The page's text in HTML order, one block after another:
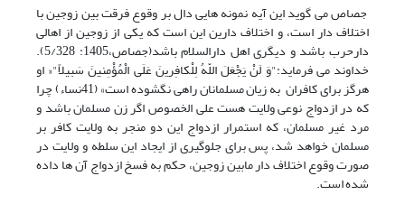
جصاص می گوید این آیه نمونه هایی دال بر وقوع فرقت بین زوجین با
اختلاف دار است، و اختلاف دارین این است که یکی از زوجین از اهالی
دارحرب باشد و دیگری اهل دارالسلام باشد(جصاص،1405: 5/328).
خداوند می فرماید:"وَ لَنْ یَجْعَلَ اللّهُ لِلْکافِرینَ عَلَى الْمُؤْمِنینَ سَبیلاً"« او
هرگز برای کافران به زیان مسلمانان راهی نگشوده است» (41نساء) چرا
که در ازدواج نوعی ولایت هست علی الخصوص اگر زن مسلمان باشد و
مرد غیر مسلمان، که استمرار ازدواج این دو منجر به ولایت کافر بر
مسلمان خواهد شد، پس برای جلوگیری از ایجاد این سلطه و ولایت در
صورت وقوع اختلاف دار مابین زوجین، حکم به فسخ ازدواج آن ها داده
شده است.